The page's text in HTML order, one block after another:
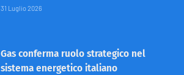
31 Luglio 2026
Gas conferma ruolo strategico nel
sistema energetico italiano